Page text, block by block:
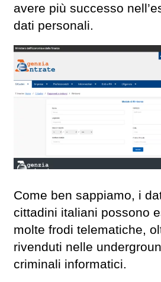
avere più successo
dati personali.
Come ben sappiamo, i
cittadini italiani possono
molte frodi telematiche,
rivenduti nelle
criminali informatici.